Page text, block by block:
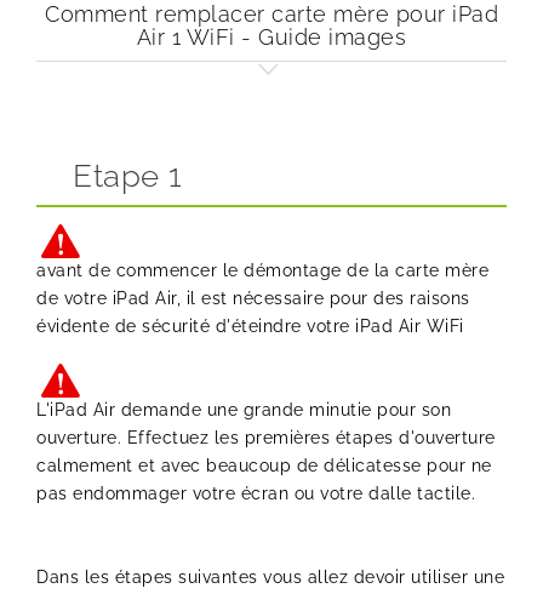
Comment remplacer carte mère pour iPad
Air 1 WiFi - Guide images
Etape 1
avant de commencer le démontage de la carte mère
de votre iPad Air, il est nécessaire pour des raisons
évidente de sécurité d'éteindre votre iPad Air WiFi
L'iPad Air demande une grande minutie pour son
ouverture. Effectuez les premières étapes d'ouverture
calmement et avec beaucoup de délicatesse pour ne
pas endommager votre écran ou votre dalle tactile.
Dans les étapes suivantes vous allez devoir utiliser une